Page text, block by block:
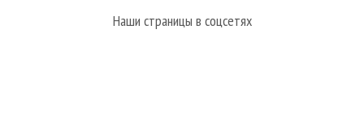
Наши страницы в соцсетях